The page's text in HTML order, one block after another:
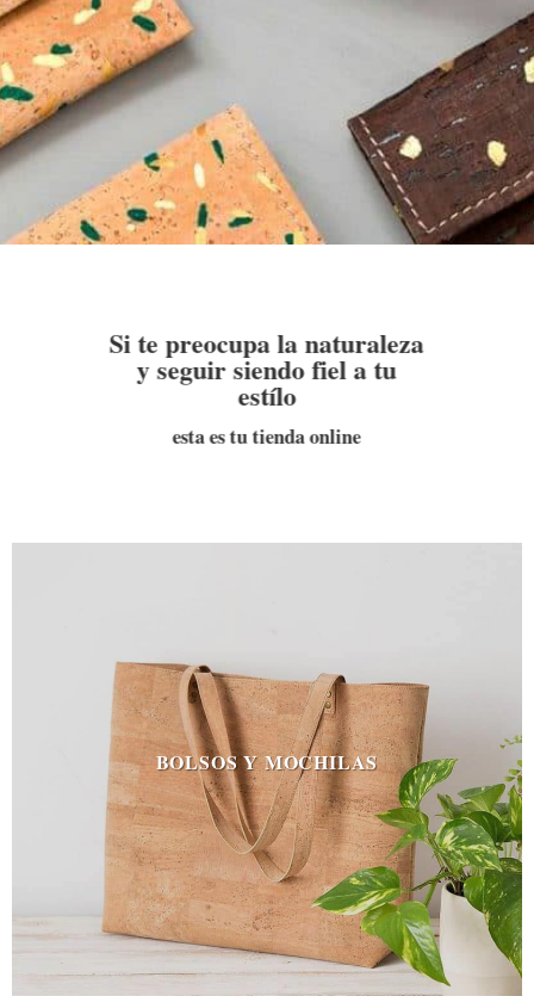
Si te preocupa la naturaleza
y seguir siendo fiel a tu
estílo
esta es tu tienda online
BOLSOS Y MOCHILAS